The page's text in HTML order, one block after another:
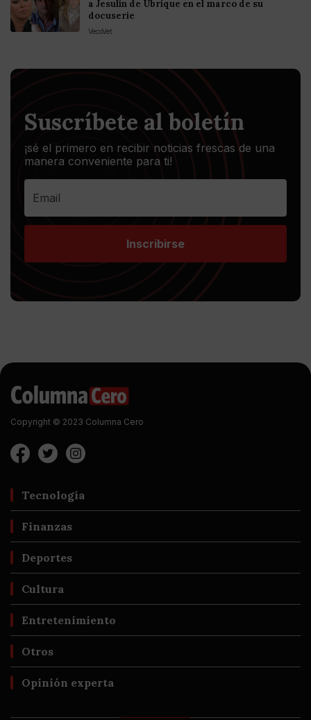
a Jesulín de Ubrique en el marco de su
docuserie
VecoVet
Suscríbete al boletín
¡sé el primero en recibir noticias frescas de una
manera conveniente para ti!
Inscribirse
Copyright © 2023 Columna Cero
Tecnología
Finanzas
Deportes
Cultura
Entretenimiento
Otros
Opinión experta